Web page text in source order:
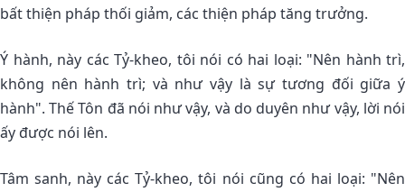
bất thiện pháp thối giảm, các thiện pháp tăng trưởng.
Ý hành, này các Tỷ-kheo, tôi nói có hai loại: "Nên hành trì,
không nên hành trì; và như vậy là sự tương đối giữa ý
hành". Thế Tôn đã nói như vậy, và do duyên như vậy, lời nói
ấy được nói lên.
Tâm sanh, này các Tỷ-kheo, tôi nói cũng có hai loại: "Nên